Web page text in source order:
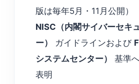
版は毎年5月・11月公開）
NISC（内閣サイバーセキ
ー）
ガイドラインおよび
システムセンター）
基準
表明